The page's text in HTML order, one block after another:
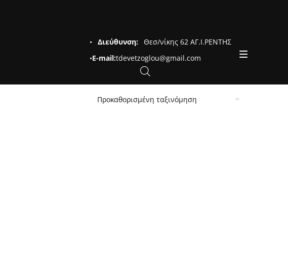
• Διεύθυνση: Θεσ/νίκης 62 ΑΓ.Ι.ΡΕΝΤΗΣ
•E-mail:tdevetzoglou@gmail.com